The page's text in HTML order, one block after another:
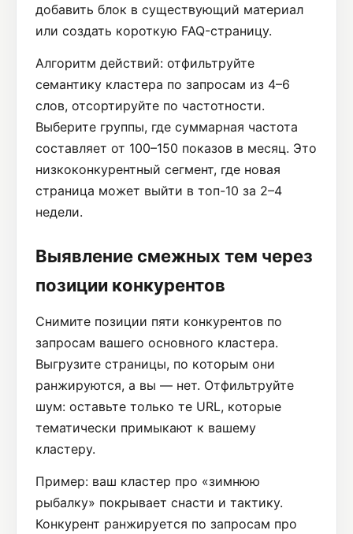
добавить блок в существующий материал
или создать короткую FAQ-страницу.
Алгоритм действий: отфильтруйте
семантику кластера по запросам из 4–6
слов, отсортируйте по частотности.
Выберите группы, где суммарная частота
составляет от 100–150 показов в месяц. Это
низкоконкурентный сегмент, где новая
страница может выйти в топ-10 за 2–4
недели.
Выявление смежных тем через
позиции конкурентов
Снимите позиции пяти конкурентов по
запросам вашего основного кластера.
Выгрузите страницы, по которым они
ранжируются, а вы — нет. Отфильтруйте
шум: оставьте только те URL, которые
тематически примыкают к вашему
кластеру.
Пример: ваш кластер про «зимнюю
рыбалку» покрывает снасти и тактику.
Конкурент ранжируется по запросам про